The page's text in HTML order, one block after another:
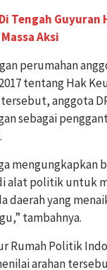
Di Tengah Guyuran
Aksi
perumahan
tentang Hak
anggota
sebagai
mengungkapkan
alat politik untuk
daerah yang
tambahnya.
Rumah Politik
arahan